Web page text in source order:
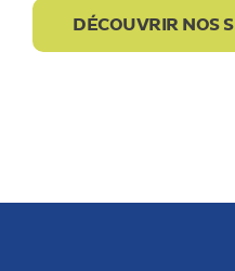
DÉCOUVRIR NOS